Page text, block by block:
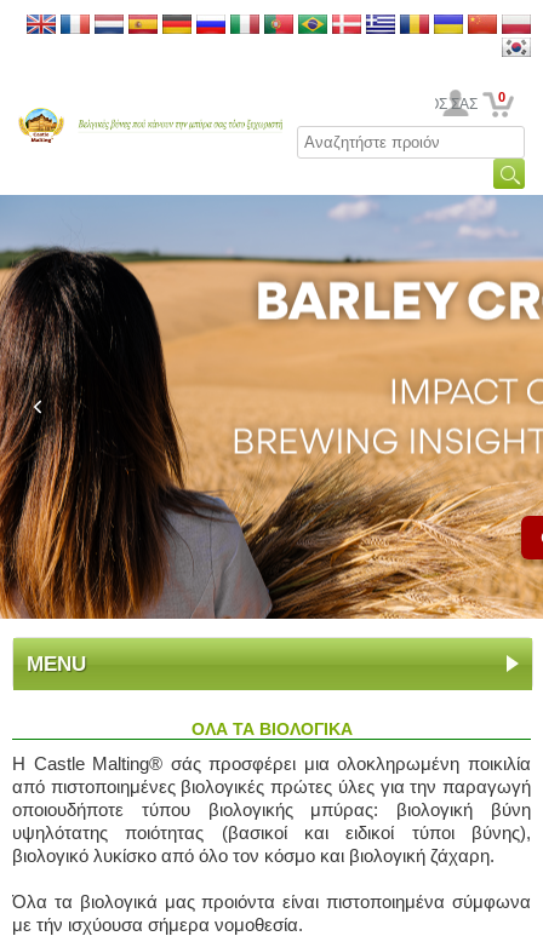
Ο ΛΟΓΑΡΙΑΣΜΟΣ ΣΑΣ 0
MENU
ΟΛΑ ΤΑ ΒΙΟΛΟΓΙΚΑ
Η Castle Malting® σάς προσφέρει μια ολοκληρωμένη ποικιλία
από πιστοποιημένες βιολογικές πρώτες ύλες για την παραγωγή
οποιουδήποτε τύπου βιολογικής μπύρας: βιολογική βύνη
υψηλότατης ποιότητας (βασικοί και ειδικοί τύποι βύνης),
βιολογικό λυκίσκο από όλο τον κόσμο και βιολογική ζάχαρη.
Όλα τα βιολογικά μας προιόντα είναι πιστοποιημένα σύμφωνα
με τήν ισχύουσα σήμερα νομοθεσία.